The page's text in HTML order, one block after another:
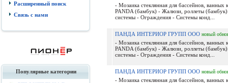
Расширенный поиск
Связь с нами
Популярные категории
- Мозаика стеклянная для бассейнов, ванных
PANDA (бамбук) - Жалюзи, роллеты
системы - Ограждения - Системы конд...
ПАНДА ИНТЕРИОР ГРУПП ООО новый
- Мозаика стеклянная для бассейнов, ванных
PANDA (бамбук) - Жалюзи, роллеты
системы - Ограждения - Системы конд...
ПАНДА ИНТЕРИОР ГРУПП ООО новый
- Мозаика стеклянная для бассейнов, ванных